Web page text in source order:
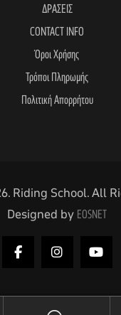
ΔΡΑΣΕΙΣ
CONTACT INFO
Όροι Χρήσης
Τρόποι Πληρωμής
Πολιτική Απορρήτου
Riding School. All
Designed by EOSNET